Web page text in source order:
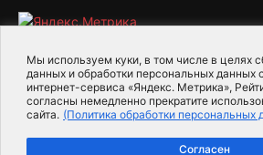
Мы используем куки, в том числе в целях
данных и обработки персональных данных
интернет-сервиса «Яндекс. Метрика»,
согласны немедленно прекратите
сайта. (Политика обработки персональных
Согласен
2015-2026- Информационное агентство
Для справки Об издании